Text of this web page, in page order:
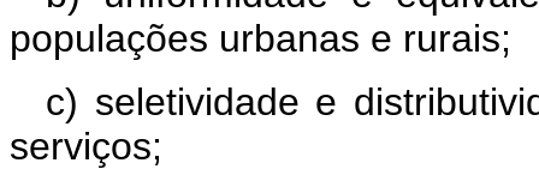
populações urbanas e rurais;
c) seletividade e
serviços;